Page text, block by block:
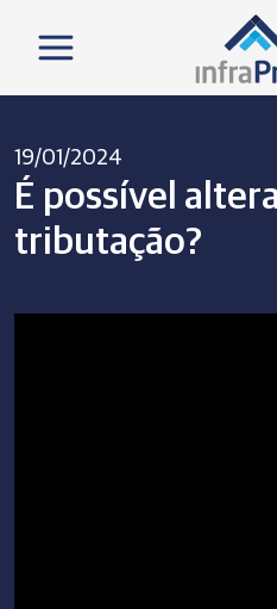
19/01/2024
É possível
tributação?